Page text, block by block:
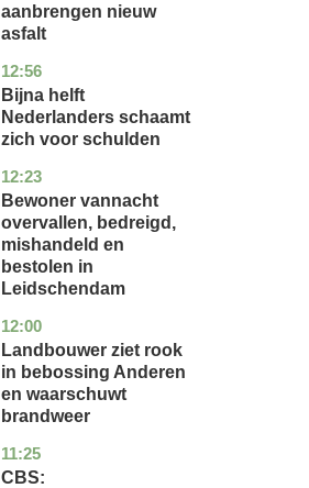
aanbrengen nieuw
asfalt
12:56
noord-
holland
economie
Bijna helft
Nederlanders schaamt
zich voor schulden
12:23
zuid-
holland
nieuws
Bewoner vannacht
overvallen, bedreigd,
mishandeld en
bestolen in
Leidschendam
12:00
drenthe
nieuws
Landbouwer ziet rook
in bebossing Anderen
en waarschuwt
brandweer
11:25
zuid-
holland
economie
CBS: